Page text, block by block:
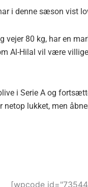
i denne sæson vist
vejer 80 kg, har en
Al-Hilal vil være
i Serie A og
lukket, men
[wpcode